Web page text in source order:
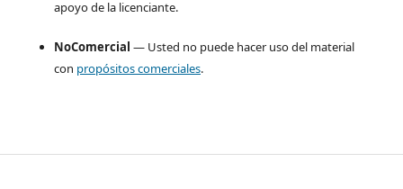
apoyo de la licenciante.
NoComercial — Usted no puede hacer uso del material
con propósitos comerciales.